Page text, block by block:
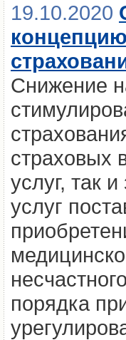
19.10.2020
Снижение
страховых
услуг, так
услуг
порядка